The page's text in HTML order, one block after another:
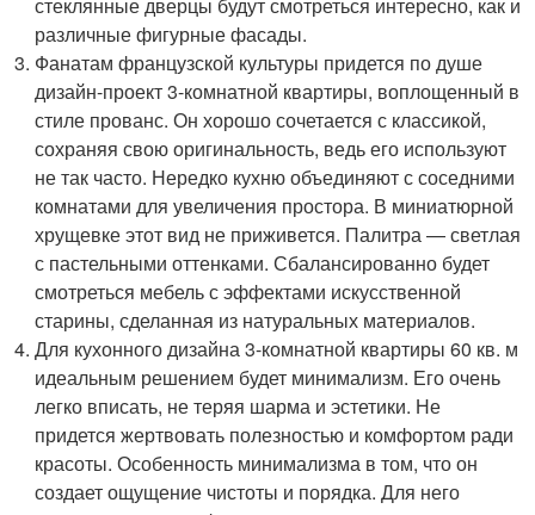
различные фигурные фасады.
Фанатам французской культуры придется по душе
дизайн-проект 3-комнатной квартиры, воплощенный в
стиле прованс. Он хорошо сочетается с классикой,
сохраняя свою оригинальность, ведь его используют
не так часто. Нередко кухню объединяют с соседними
комнатами для увеличения простора. В миниатюрной
хрущевке этот вид не приживется. Палитра — светлая
с пастельными оттенками. Сбалансированно будет
смотреться мебель с эффектами искусственной
старины, сделанная из натуральных материалов.
Для кухонного дизайна 3-комнатной квартиры 60 кв. м
идеальным решением будет минимализм. Его очень
легко вписать, не теряя шарма и эстетики. Не
придется жертвовать полезностью и комфортом ради
красоты. Особенность минимализма в том, что он
создает ощущение чистоты и порядка. Для него